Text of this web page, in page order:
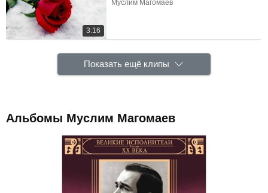
3:16
Муслим Магомаев
Показать ещё клипы
Альбомы Муслим Магомаев